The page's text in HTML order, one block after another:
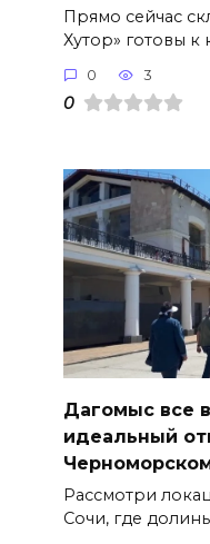
Прямо сейчас
Хутор» готовы к
0 3
0
Дагомыс все
идеальный
Рассмотри
Сочи, где